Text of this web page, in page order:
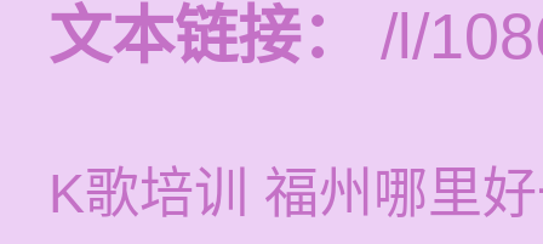
文本链接：
/l/
K歌培训 福州哪里